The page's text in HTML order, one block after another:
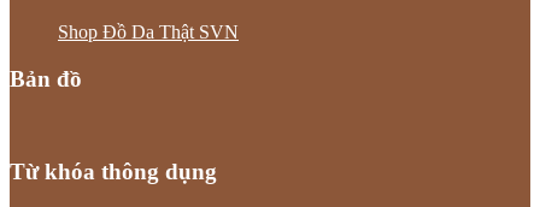
Shop Đồ Da Thật SVN
Bản đồ
Từ khóa thông dụng